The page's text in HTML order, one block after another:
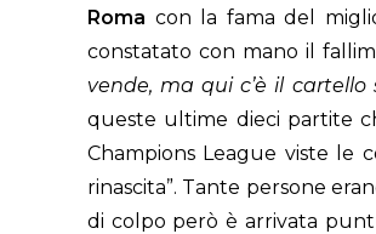
Roma con la fama del
constatato con mano il
vende, ma qui c’è il cartello
queste ultime dieci partite
Champions League viste le
rinascita”. Tante persone
di colpo però è arrivata